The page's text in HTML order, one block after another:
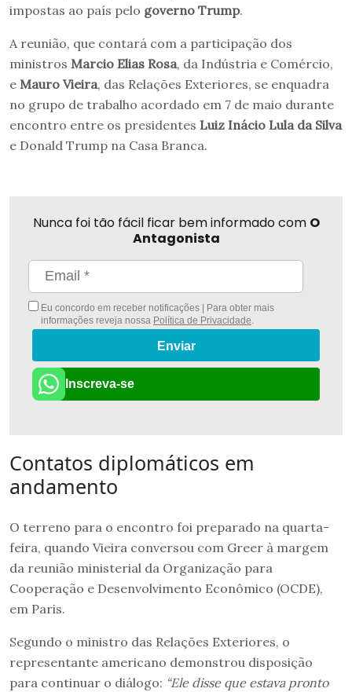
impostas ao país pelo governo Trump.
A reunião, que contará com a participação dos
ministros Marcio Elias Rosa, da Indústria e Comércio,
e Mauro Vieira, das Relações Exteriores, se enquadra
no grupo de trabalho acordado em 7 de maio durante
encontro entre os presidentes Luiz Inácio Lula da Silva
e Donald Trump na Casa Branca.
Nunca foi tão fácil ficar bem informado com O
Antagonista
Eu concordo em receber notificações | Para obter mais
informações reveja nossa Política de Privacidade
Enviar
Inscreva-se
Contatos diplomáticos em
andamento
O terreno para o encontro foi preparado na quarta-
feira, quando Vieira conversou com Greer à margem
da reunião ministerial da Organização para
Cooperação e Desenvolvimento Econômico (OCDE),
em Paris.
Segundo o ministro das Relações Exteriores, o
representante americano demonstrou disposição
para continuar o diálogo: “Ele disse que estava pronto